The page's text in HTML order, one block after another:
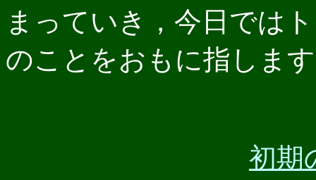
まっていき，今日では
のことをおもに指しま
初期